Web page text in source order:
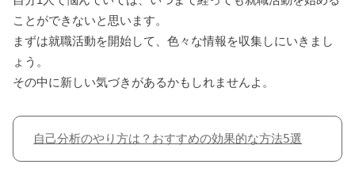
ことができないと思います。
まずは就職活動を開始して、色々な情報を収集しにいきまし
ょう。
その中に新しい気づきがあるかもしれませんよ。
自己分析のやり方は？おすすめの効果的な方法5選